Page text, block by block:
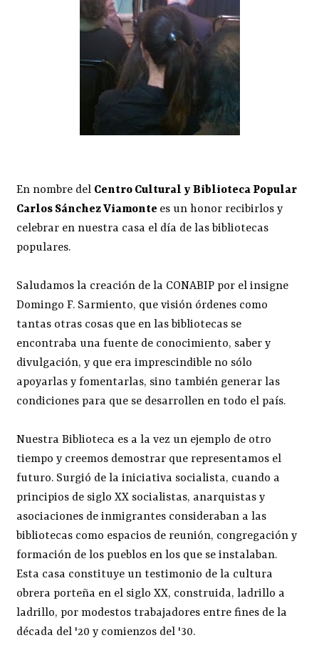
En nombre del Centro Cultural y Biblioteca Popular
Carlos Sánchez Viamonte es un honor recibirlos y
celebrar en nuestra casa el día de las bibliotecas
populares.
Saludamos la creación de la CONABIP por el insigne
Domingo F. Sarmiento, que visión órdenes como
tantas otras cosas que en las bibliotecas se
encontraba una fuente de conocimiento, saber y
divulgación, y que era imprescindible no sólo
apoyarlas y fomentarlas, sino también generar las
condiciones para que se desarrollen en todo el país.
Nuestra Biblioteca es a la vez un ejemplo de otro
tiempo y creemos demostrar que representamos el
futuro. Surgió de la iniciativa socialista, cuando a
principios de siglo XX socialistas, anarquistas y
asociaciones de inmigrantes consideraban a las
bibliotecas como espacios de reunión, congregación y
formación de los pueblos en los que se instalaban.
Esta casa constituye un testimonio de la cultura
obrera porteña en el siglo XX, construida, ladrillo a
ladrillo, por modestos trabajadores entre fines de la
década del '20 y comienzos del '30.